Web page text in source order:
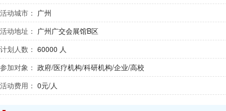
活动城市： 广州
活动地址： 广州广交会展馆B区
计划人数： 60000 人
参加对象： 政府/医疗机构/科研机构/企业/高校
活动费用： 0元/人